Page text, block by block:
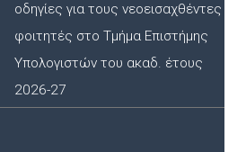
οδηγίες για τους νεοεισαχθέντες
φοιτητές στο Τμήμα Επιστήμης
Υπολογιστών του ακαδ. έτους
2026-27